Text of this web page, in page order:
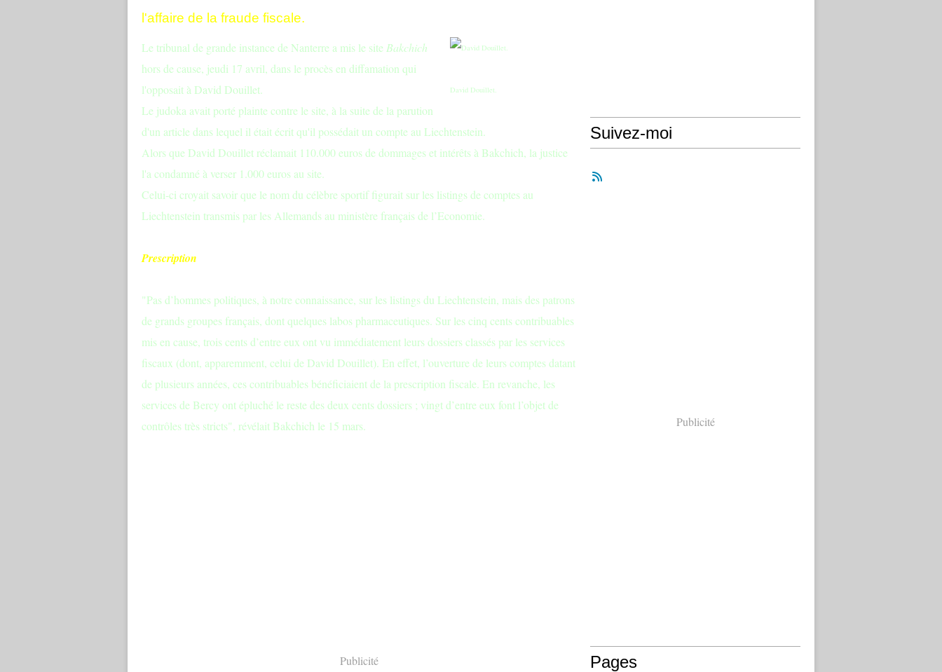
l'affaire de la fraude fiscale.
David Douillet.
Le tribunal de grande instance de Nanterre a mis le site Bakchich
hors de cause, jeudi 17 avril, dans le procès en diffamation qui
l'opposait à David Douillet.
Le judoka avait porté plainte contre le site, à la suite de la parution
d'un article dans lequel il était écrit qu'il possédait un compte au Liechtenstein.
Alors que David Douillet réclamait 110.000 euros de dommages et intérêts à Bakchich, la justice
l'a condamné à verser 1.000 euros au site.
Celui-ci croyait savoir que le nom du célèbre sportif figurait sur les listings de comptes au
Liechtenstein transmis par les Allemands au ministère français de l’Economie.
Prescription
"Pas d’hommes politiques, à notre connaissance, sur les listings du Liechtenstein, mais des patrons
de grands groupes français, dont quelques labos pharmaceutiques. Sur les cinq cents contribuables
mis en cause, trois cents d’entre eux ont vu immédiatement leurs dossiers classés par les services
fiscaux (dont, apparemment, celui de David Douillet). En effet, l’ouverture de leurs comptes datant
de plusieurs années, ces contribuables bénéficiaient de la prescription fiscale. En revanche, les
services de Bercy ont épluché le reste des deux cents dossiers ; vingt d’entre eux font l’objet de
contrôles très stricts", révélait Bakchich le 15 mars.
Publicité
Suivez-moi
Publicité
Pages